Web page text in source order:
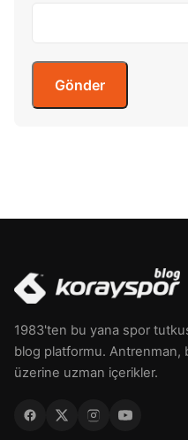
1983'ten bu yana spor
blog platformu. Antrenman,
üzerine uzman içerikler.